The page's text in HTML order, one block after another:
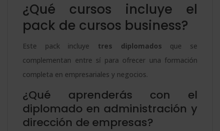
¿Qué cursos incluye el
pack de cursos business?
Este pack incluye tres diplomados que se
complementan entre sí para ofrecer una formación
completa en empresariales y negocios.
¿Qué aprenderás con el
diplomado en administración y
dirección de empresas?